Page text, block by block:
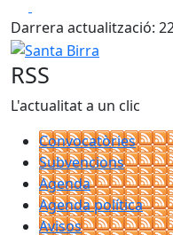
+
−
Darrera actualització:
Santa Birra
RSS
L'actualitat a un clic
Convocatòries
Subvencions
Agenda
Agenda política
Avisos